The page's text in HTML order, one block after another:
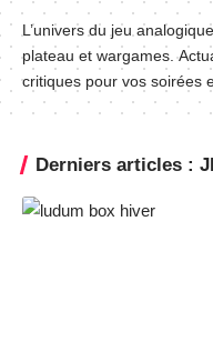
L’univers du jeu
plateau et wargames.
critiques pour vos soirées
Derniers articles :